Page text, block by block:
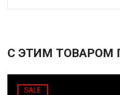
С ЭТИМ ТОВАРОМ
SALE